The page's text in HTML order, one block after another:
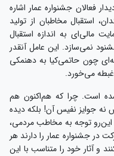
فعالان جشنواره عمار اشاره
استقبال مخاطبان از تولید
مالی‌ای به اندازه استقبال
نمی‌سازد. این عامل آنقدر
چون حاتمی‌کیا به د‌هنمکی
غبطه می‌خورد.
است. چرا که هم‌اکنون هم
نه جوایز نفیس آن! بلکه دیده
توجه به مخاطب مردمی،
در جشنواره عمار را دارند هر
و آثار خود را متناسب با این